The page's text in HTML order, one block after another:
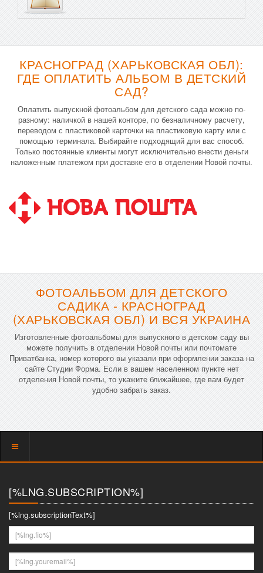
КРАСНОГРАД (ХАРЬКОВСКАЯ ОБЛ):
ГДЕ ОПЛАТИТЬ АЛЬБОМ В ДЕТСКИЙ
САД?
Оплатить выпускной фотоальбом для детского сада можно по-
разному: наличкой в нашей конторе, по безналичному расчету,
переводом с пластиковой карточки на пластиковую карту или с
помощью терминала. Выбирайте подходящий для вас способ.
Только постоянные клиенты могут исключительно внести деньги
наложенным платежом при доставке его в отделении Новой почты.
ФОТОАЛЬБОМ ДЛЯ ДЕТСКОГО
САДИКА - КРАСНОГРАД
(ХАРЬКОВСКАЯ ОБЛ) И ВСЯ УКРАИНА
Изготовленные фотоальбомы для выпускного в детском саду вы
можете получить в отделении Новой почты или почтомате
Приватбанка, номер которого вы указали при оформлении заказа на
сайте Студии Форма. Если в вашем населенном пункте нет
отделения Новой почты, то укажите ближайшее, где вам будет
удобно забрать заказ.
Показать
[%LNG.SUBSCRIPTION%]
[%lng.subscriptionText%]
[%lng.fio%]
[%lng.youremail%]